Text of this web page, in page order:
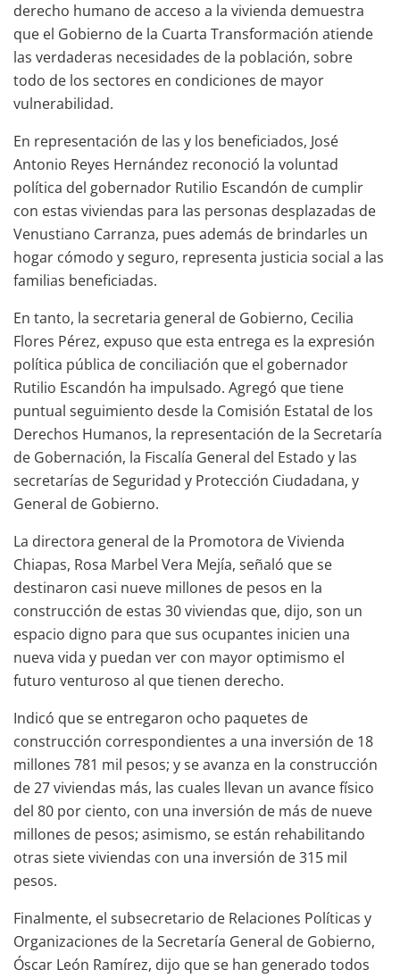
derecho humano de acceso a la vivienda demuestra
que el Gobierno de la Cuarta Transformación atiende
las verdaderas necesidades de la población, sobre
todo de los sectores en condiciones de mayor
vulnerabilidad.
En representación de las y los beneficiados, José
Antonio Reyes Hernández reconoció la voluntad
política del gobernador Rutilio Escandón de cumplir
con estas viviendas para las personas desplazadas de
Venustiano Carranza, pues además de brindarles un
hogar cómodo y seguro, representa justicia social a las
familias beneficiadas.
En tanto, la secretaria general de Gobierno, Cecilia
Flores Pérez, expuso que esta entrega es la expresión
política pública de conciliación que el gobernador
Rutilio Escandón ha impulsado. Agregó que tiene
puntual seguimiento desde la Comisión Estatal de los
Derechos Humanos, la representación de la Secretaría
de Gobernación, la Fiscalía General del Estado y las
secretarías de Seguridad y Protección Ciudadana, y
General de Gobierno.
La directora general de la Promotora de Vivienda
Chiapas, Rosa Marbel Vera Mejía, señaló que se
destinaron casi nueve millones de pesos en la
construcción de estas 30 viviendas que, dijo, son un
espacio digno para que sus ocupantes inicien una
nueva vida y puedan ver con mayor optimismo el
futuro venturoso al que tienen derecho.
Indicó que se entregaron ocho paquetes de
construcción correspondientes a una inversión de 18
millones 781 mil pesos; y se avanza en la construcción
de 27 viviendas más, las cuales llevan un avance físico
del 80 por ciento, con una inversión de más de nueve
millones de pesos; asimismo, se están rehabilitando
otras siete viviendas con una inversión de 315 mil
pesos.
Finalmente, el subsecretario de Relaciones Políticas y
Organizaciones de la Secretaría General de Gobierno,
Óscar León Ramírez, dijo que se han generado todos